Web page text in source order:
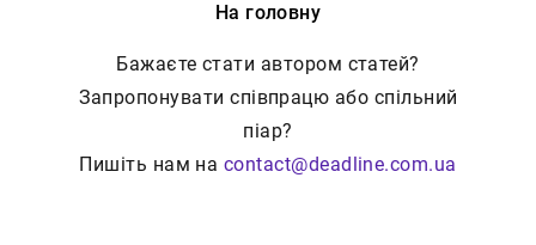
На головну
Бажаєте стати автором статей?
Запропонувати співпрацю або спільний
піар?
Пишіть нам на contact@deadline.com.ua